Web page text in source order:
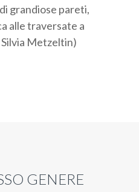
grandiose pareti,
alle traversate a
Silvia Metzeltin)
GENERE